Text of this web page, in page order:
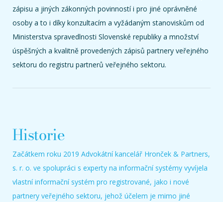
zápisu a jiných zákonných povinností i pro jiné oprávněné
osoby a to i díky konzultacím a vyžádaným stanoviskům od
Ministerstva spravedlnosti Slovenské republiky a množství
úspěšných a kvalitně provedených zápisů partnery veřejného
sektoru do registru partnerů veřejného sektoru.
Historie
Začátkem roku 2019 Advokátní kancelář Hronček & Partners,
s. r. o. ve spolupráci s experty na informační systémy vyvíjela
vlastní informační systém pro registrované, jako i nové
partnery veřejného sektoru, jehož účelem je mimo jiné